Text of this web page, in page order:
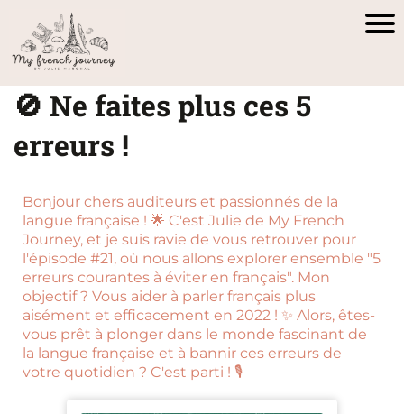
🚫 Ne faites plus ces 5
erreurs !
Bonjour chers auditeurs et passionnés de la
langue française ! 🌟 C'est Julie de My French
Journey, et je suis ravie de vous retrouver pour
l'épisode #21, où nous allons explorer ensemble "5
erreurs courantes à éviter en français". Mon
objectif ? Vous aider à parler français plus
aisément et efficacement en 2022 ! ✨ Alors, êtes-
vous prêt à plonger dans le monde fascinant de
la langue française et à bannir ces erreurs de
votre quotidien ? C'est parti ! 🎙️